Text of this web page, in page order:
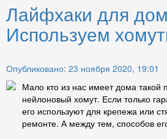
Лайфхаки для
Используем
Опубликовано: 23 ноября 2020, 19:01
Мало кто из нас имеет дома такой
нейлоновый хомут. Если только
его используют для крепежа или
ремонте. А между тем, способов